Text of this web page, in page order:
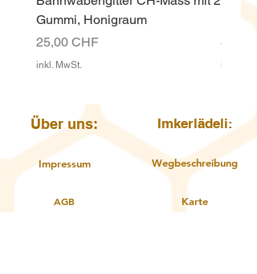
Gummi, Honigraum
Preis
25,00 CHF
inkl. MwSt.
Preis
4,00
inkl.
Über uns: Imkerlädeli:
Impressum
AGB
Wegbeschreibung
Karte